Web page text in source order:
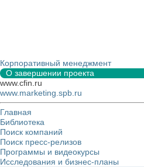
Корпоративный менеджмент
О завершении проекта
www.cfin.ru
www.marketing.spb.ru
Главная
Библиотека
Поиск компаний
Поиск пресс-релизов
Программы и видеокурсы
Исследования и бизнес-планы